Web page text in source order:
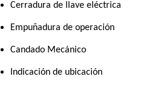
Cerradura de llave eléctrica
Empuñadura de operación
Candado Mecánico
Indicación de ubicación